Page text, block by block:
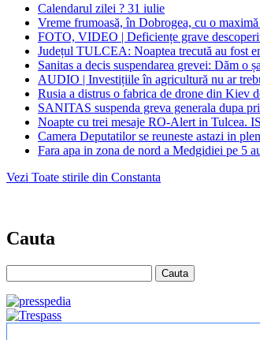
Calendarul zilei ? 31 iulie
Vreme frumoasă, în Dobrogea, cu o
FOTO, VIDEO | Deficiențe grave
Județul TULCEA: Noaptea trecută au fost
Sanitas a decis suspendarea grevei: Dăm o
AUDIO | Investițiile în agricultură nu ar
Rusia a distrus o fabrica de drone din Kiev
SANITAS suspenda greva generala dupa
Noapte cu trei mesaje RO-Alert in Tulcea.
Camera Deputatilor se reuneste astazi in
Fara apa in zona de nord a Medgidiei pe 5
Vezi Toate stirile din Constanta
Cauta